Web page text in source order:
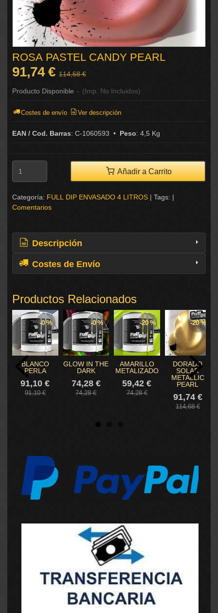
ROSA PASTEL CANDY PEARL
91,74 € 114,68 €
Producto Disponible - (Imp. No Incluidos)
Costes de envío Ver descripción
EAN / Cod. Barras: C-1060593 • Peso: 4,5 Kg
Añadir a Carrito
Categoría: FULL DIP ENVASADO 4 LITROS | Tags: |
Comentarios
Descripción
Costes de Envío
Productos Relacionados
-0 %
BLANCO
PERLA
91,10 €
91,10 €
-0 %
GLOW IN THE
DARK
74,28 €
74,28 €
-20 %
AMARILLO
METALIZADO
59,42 €
74,28 €
-20 %
DORADO
SOLAR
METALLIC
PEARL
91,74 €
114,68 €